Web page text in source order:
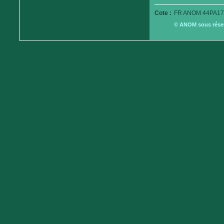
Cote : FR ANOM
© ANOM sous